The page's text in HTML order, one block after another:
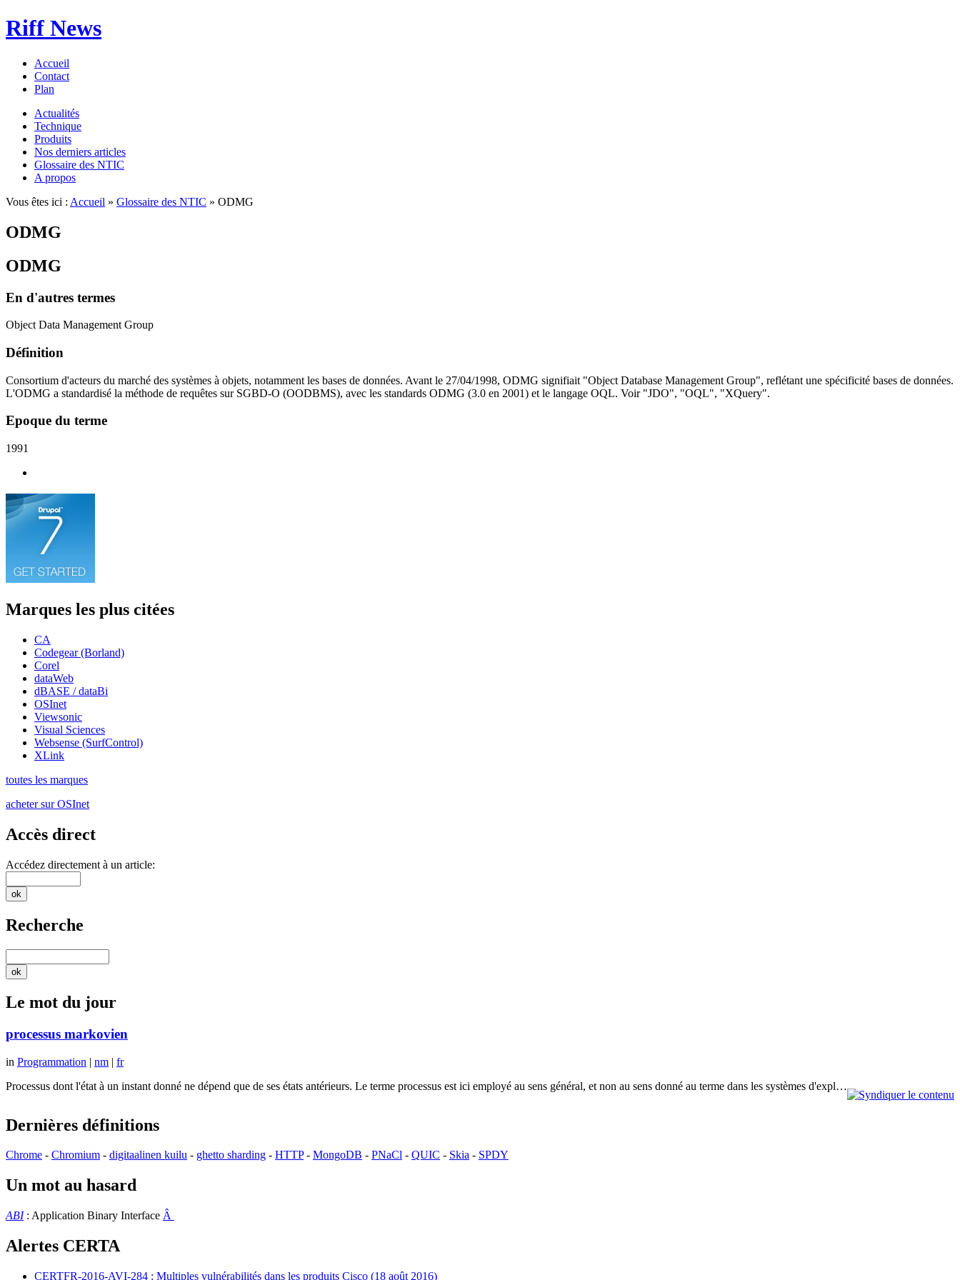
Riff News
Accueil
Contact
Plan
Actualités
Technique
Produits
Nos derniers articles
Glossaire des NTIC
A propos
Vous êtes ici : Accueil » Glossaire des NTIC » ODMG
ODMG
ODMG
En d'autres termes
Object Data Management Group
Définition
Consortium d'acteurs du marché des systèmes à objets, notamment les bases de données. Avant le 27/04/1998, ODMG signifiait "Object Database Management Group", reflétant une spécificité bases de données.
L'ODMG a standardisé la méthode de requêtes sur SGBD-O (OODBMS), avec les standards ODMG (3.0 en 2001) et le langage OQL. Voir "JDO", "OQL", "XQuery".
Epoque du terme
1991
Marques les plus citées
CA
Codegear (Borland)
Corel
dataWeb
dBASE / dataBi
OSInet
Viewsonic
Visual Sciences
Websense (SurfControl)
XLink
toutes les marques
acheter sur OSInet
Accès direct
Accédez directement à un article:
Recherche
Le mot du jour
processus markovien
in Programmation | nm | fr
Processus dont l'état à un instant donné ne dépend que de ses états antérieurs. Le terme processus est ici employé au sens général, et non au sens donné au terme dans les systèmes d'expl…
Dernières définitions
Chrome - Chromium - digitaalinen kuilu - ghetto sharding - HTTP- MongoDB - PNaCl - QUIC - Skia - SPDY
Un mot au hasard
ABI: Application Binary Interface Â
Alertes CERTA
CERTFR-2016-AVI-284 : Multiples vulnérabilités dans les produits Cisco (18 août 2016)